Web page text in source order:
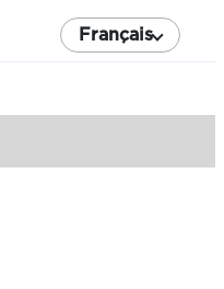
Français